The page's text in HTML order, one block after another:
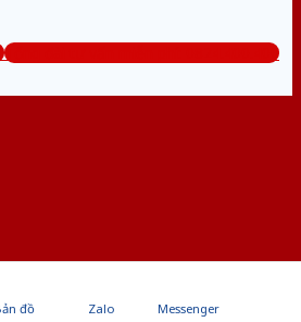
Tổng đài tư vấn miễn phí: 0824.400.400
đồ Zalo Messenger